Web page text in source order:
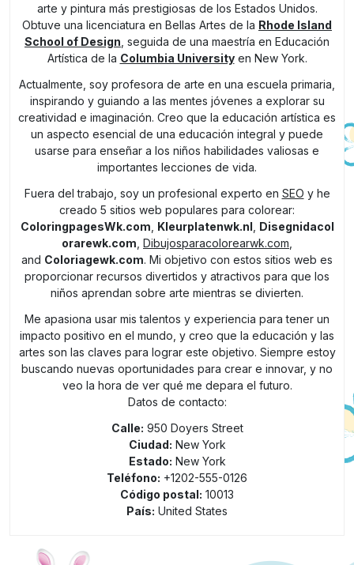
arte y pintura más prestigiosas de los Estados Unidos.
Obtuve una licenciatura en Bellas Artes de la Rhode Island
School of Design , seguida de una maestría en Educación
Artística de la Columbia Universityen New York.
Actualmente, soy profesora de arte en una escuela primaria,
inspirando y guiando a las mentes jóvenes a explorar su
creatividad e imaginación. Creo que la educación artística es
un aspecto esencial de una educación integral y puede
usarse para enseñar a los niños habilidades valiosas e
importantes lecciones de vida.
Fuera del trabajo, soy un profesional experto en SEO y he
creado 5 sitios web populares para colorear:
ColoringpagesWk.com Kleurplatenwk.nl Disegnidacol
orarewk.com Dibujosparacolorearwk.com
and Coloriagewk.com. Mi objetivo con estos sitios web es
proporcionar recursos divertidos y atractivos para que los
niños aprendan sobre arte mientras se divierten.
Me apasiona usar mis talentos y experiencia para tener un
impacto positivo en el mundo, y creo que la educación y las
artes son las claves para lograr este objetivo. Siempre estoy
buscando nuevas oportunidades para crear e innovar, y no
veo la hora de ver qué me depara el futuro.
Datos de contacto:
Calle: 950 Doyers Street
Ciudad: New York
Estado: New York
Teléfono: +1202-555-0126
Código postal: 10013
País: United States